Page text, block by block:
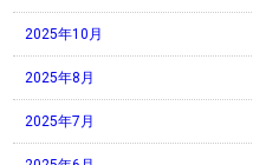
2025年10月
2025年8月
2025年7月